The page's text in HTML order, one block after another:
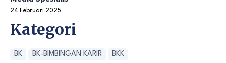
24 Februari 2025
Kategori
BK BK-BIMBINGAN KARIR BKK